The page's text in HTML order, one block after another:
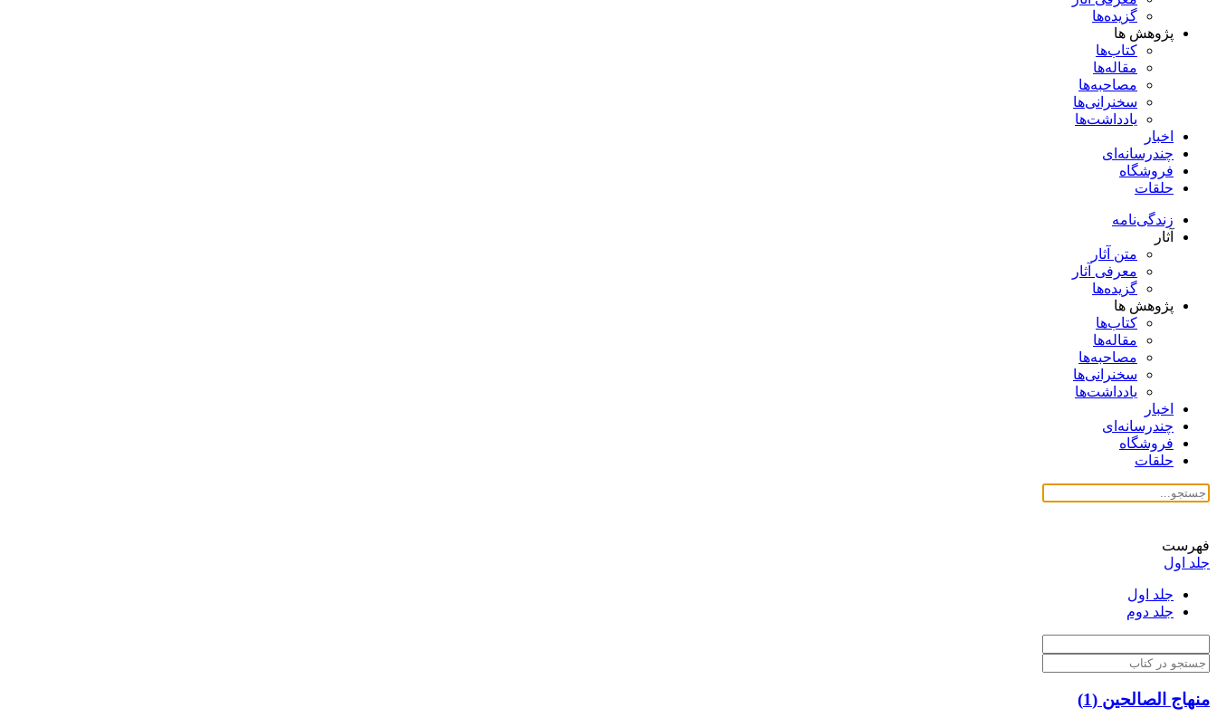
گزیده‌ها
پژوهش ها
کتاب‌ها
مقاله‌ها
مصاحبه‌ها
سخنرانی‌ها
یادداشت‌ها
اخبار
چندرسانه‌ای
فروشگاه
حلقات
زندگی‌نامه
آثار
متن آثار
معرفی آثار
گزیده‌ها
پژوهش ها
کتاب‌ها
مقاله‌ها
مصاحبه‌ها
سخنرانی‌ها
یادداشت‌ها
اخبار
چندرسانه‌ای
فروشگاه
حلقات
فهرست
جلد اول
جلد اول
جلد دوم
منهاج الصالحین (1)